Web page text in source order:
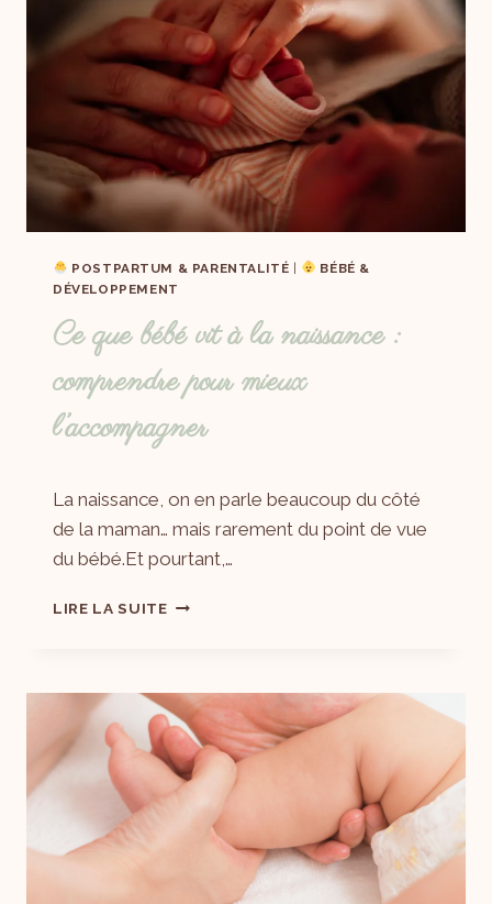
POSTPARTUM & PARENTALITÉ |
BÉBÉ &
DÉVELOPPEMENT
Ce que bébé vit à la naissance :
comprendre pour mieux
l’accompagner
Laëtitia
La naissance, on en parle beaucoup du côté
de la maman… mais rarement du point de vue
du bébé.Et pourtant,…
LIRE LA SUITE